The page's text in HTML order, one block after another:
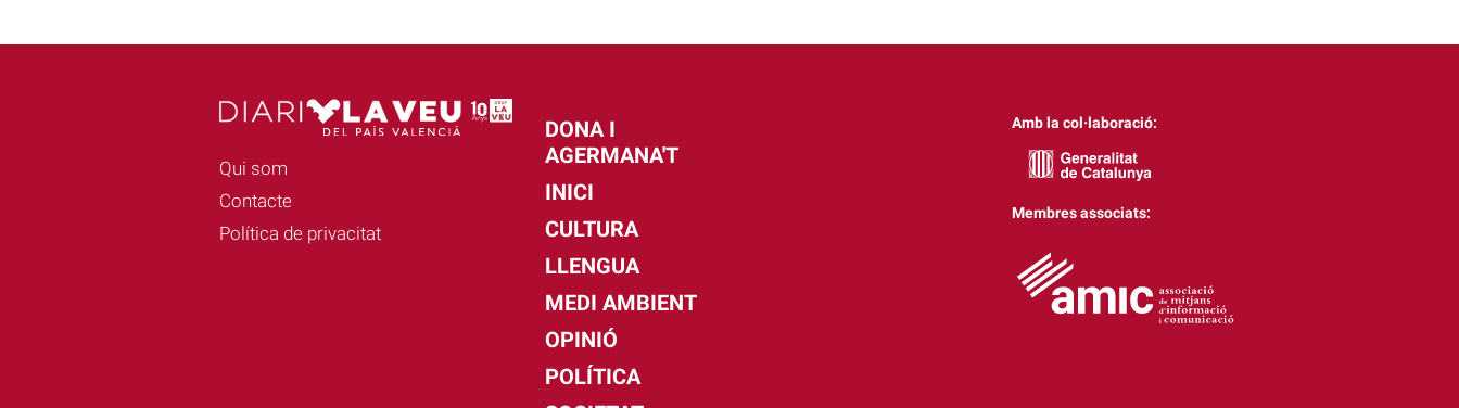
Qui som
Contacte
Política de privacitat
DONA I
AGERMANA'T
INICI
CULTURA
LLENGUA
MEDI AMBIENT
OPINIÓ
POLÍTICA
Amb la col·laboració:
Membres associats: